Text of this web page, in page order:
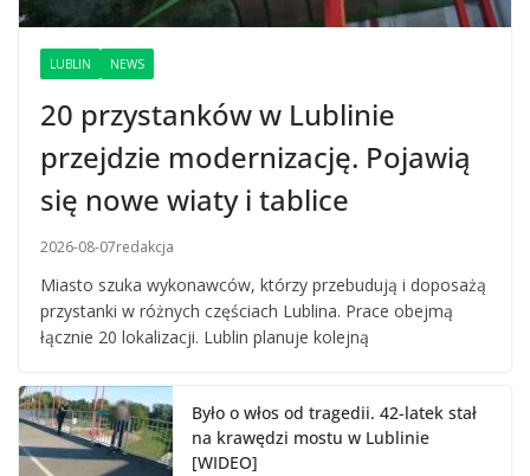
LUBLIN NEWS
20 przystanków w Lublinie
przejdzie modernizację. Pojawią
się nowe wiaty i tablice
2026-08-07redakcja
Miasto szuka wykonawców, którzy przebudują i doposażą
przystanki w różnych częściach Lublina. Prace obejmą
łącznie 20 lokalizacji. Lublin planuje kolejną
Było o włos od tragedii. 42-latek stał
na krawędzi mostu w Lublinie
[WIDEO]